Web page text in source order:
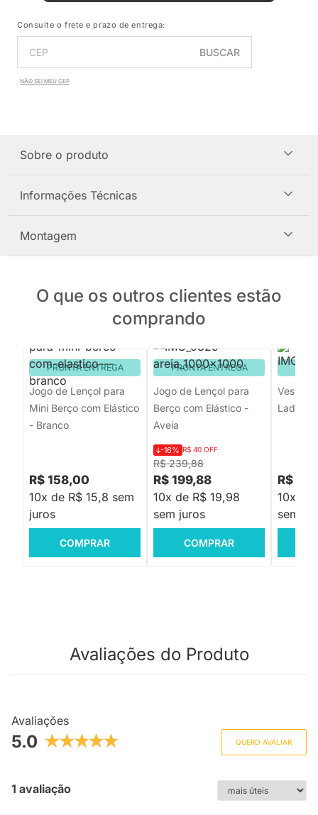
Consulte o frete e prazo de entrega:
BUSCAR
NÃO SEI MEU CEP
Sobre o produto
Informações Técnicas
Montagem
O que os outros clientes estão
comprando
PRONTA ENTREGA
Jogo de Lençol para
Mini Berço com Elástico
- Branco
R$ 158,00
10x de R$ 15,8 sem
juros
COMPRAR
PRONTA ENTREGA
Jogo de Lençol para
Berço com Elástico -
Aveia
R$ 239,88
-16% R$ 40 OFF
R$ 199,88
10x de R$ 19,98
sem juros
COMPRAR
Veste
Lados -
R$
10x de
sem
Avaliações do Produto
Avaliações
5.0 QUERO AVALIAR
1 avaliação